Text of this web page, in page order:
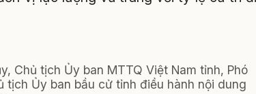
Chủ tịch Ủy ban MTTQ Việt Nam tỉnh, Phó
tịch Ủy ban bầu cử tỉnh điều hành nội dung